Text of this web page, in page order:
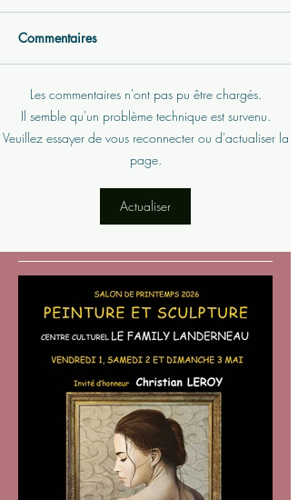
Commentaires
Les commentaires n'ont pas pu être chargés.
Il semble qu'un problème technique est survenu.
Veuillez essayer de vous reconnecter ou d'actualiser la
page.
Actualiser